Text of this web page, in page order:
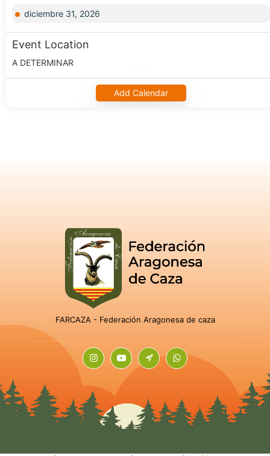
diciembre 31, 2026
Event Location
A DETERMINAR
Add Calendar
FARCAZA - Federación Aragonesa de caza